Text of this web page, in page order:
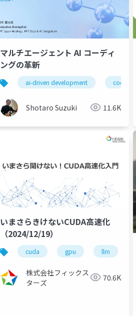
マルチエージェント AI コーディ
ングの革新
ai-driven development codevista
Shotaro Suzuki 11.6K
いまさらきけないCUDA高速化
（2024/12/19）
cuda gpu llm
株式会社フィックス
ターズ
70.6K